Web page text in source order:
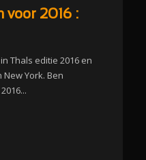
voor 2016 :
Thals editie 2016 en
York. Ben